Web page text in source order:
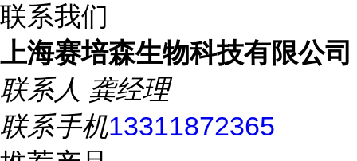
联系我们
上海赛培森生物科技有限公司
联系人 龚经理
联系手机13311872365